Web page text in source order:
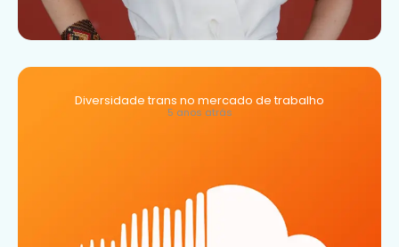
Diversidade trans no mercado de trabalho
5 anos atrás